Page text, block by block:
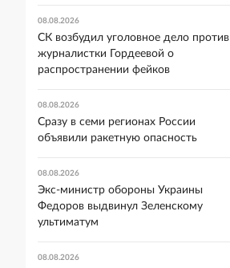
08.08.2026
СК возбудил уголовное дело против
журналистки Гордеевой о
распространении фейков
08.08.2026
Сразу в семи регионах России
объявили ракетную опасность
08.08.2026
Экс-министр обороны Украины
Федоров выдвинул Зеленскому
ультиматум
08.08.2026